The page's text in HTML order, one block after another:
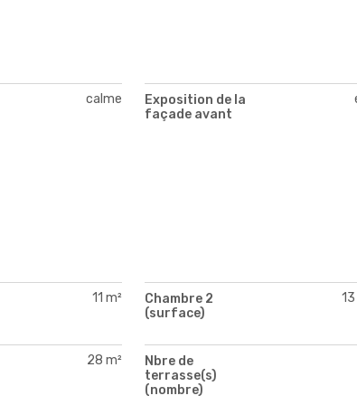
calme
Exposition de la
façade avant
11 m²
Chambre 2
(surface)
13
28 m²
Nbre de
terrasse(s)
(nombre)